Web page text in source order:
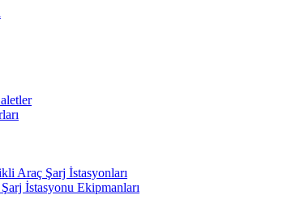
Araç Şarj İstasyonları
İstasyonu Ekipmanları